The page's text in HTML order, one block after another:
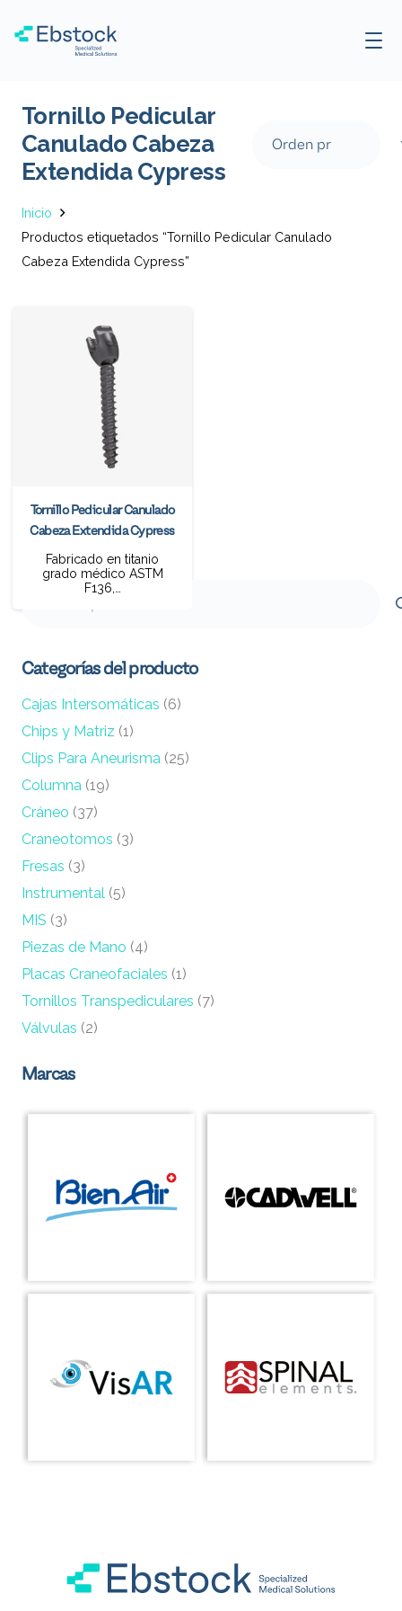
Tornillo Pedicular
Canulado Cabeza
Extendida Cypress
Inicio
Productos etiquetados “Tornillo Pedicular Canulado
Cabeza Extendida Cypress”
Tornillo Pedicular Canulado
Cabeza Extendida Cypress
Fabricado en titanio
grado médico ASTM
F136,…
por:
Categorías del producto
Cajas Intersomáticas (6)
Chips y Matriz (1)
Clips Para Aneurisma (25)
Columna (19)
Cráneo (37)
Craneotomos (3)
Fresas (3)
Instrumental (5)
MIS (3)
Piezas de Mano (4)
Placas Craneofaciales (1)
Tornillos Transpediculares (7)
Válvulas (2)
Marcas